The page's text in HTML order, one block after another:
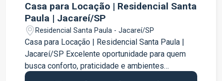
Casa para Locação | Residencial Santa
Paula | Jacareí/SP
Residencial Santa Paula - Jacareí/SP
Casa para Locação | Residencial Santa Paula |
Jacareí/SP Excelente oportunidade para quem
busca conforto, praticidade e ambientes
planejados em um dos bairros mais procurados